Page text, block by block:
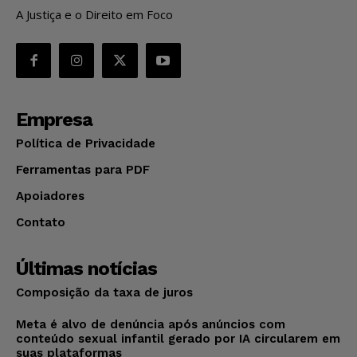
A Justiça e o Direito em Foco
Empresa
Política de Privacidade
Ferramentas para PDF
Apoiadores
Contato
Últimas notícias
Composição da taxa de juros
Meta é alvo de denúncia após anúncios com
conteúdo sexual infantil gerado por IA circularem em
suas plataformas